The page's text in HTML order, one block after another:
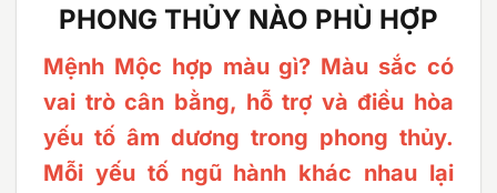
PHONG THỦY NÀO PHÙ HỢP
Mệnh Mộc hợp màu gì? Màu sắc có
vai trò cân bằng, hỗ trợ và điều hòa
yếu tố âm dương trong phong thủy.
Mỗi yếu tố ngũ hành khác nhau lại